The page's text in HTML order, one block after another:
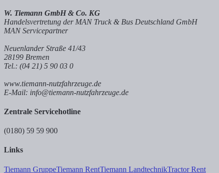
W. Tiemann GmbH & Co. KG
Handelsvertretung der MAN Truck & Bus Deutschland GmbH
MAN Servicepartner
Neuenlander Straße 41/43
28199 Bremen
Tel.: (04 21) 5 90 03 0
www.tiemann-nutzfahrzeuge.de
E-Mail: info@tiemann-nutzfahrzeuge.de
Zentrale Servicehotline
(0180) 59 59 900
Links
Tiemann GruppeTiemann RentTiemann LandtechnikTractor Rent